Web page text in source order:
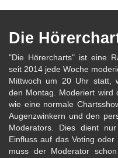
Die
"Die Hörercharts" ist eine
seit 2014 jede Woche
Mittwoch um 20 Uhr statt,
den Montag. Moderiert wird
wie eine normale
Augenzwinkern und den
Moderators. Dies dient
Einfluss auf das Voting
muss der Moderator